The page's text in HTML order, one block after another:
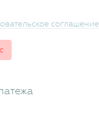
соглашение